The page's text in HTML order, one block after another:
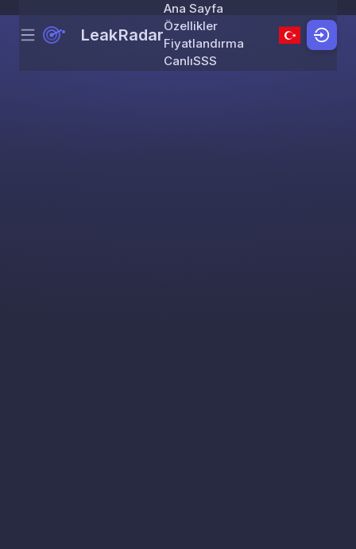
Skip to content
Menu LeakRadar
Ana Sayfa
Özellikler
Fiyatlandırma
CanlıSSS